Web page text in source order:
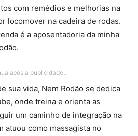
com remédios e melhorias na
locomover na cadeira de rodas.
é a aposentadoria da minha
após a publicidade..
sua vida, Nem Rodão se dedica
onde treina e orienta as
um caminho de integração na
atuou como massagista no